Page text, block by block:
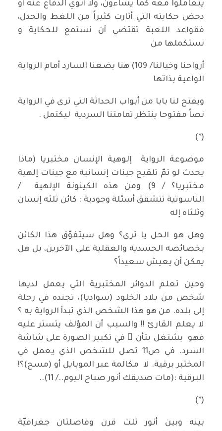
يتعاملوا معه كما يشاءون، ولا أنوي الدفاع عنه أو
دحض حكايته التي أثارت كثيراً من اللغط والجدل،
فقواعد اللعبة تقتضي أن نستمع للحكاية و
نستكملها من
أرواحنا وخيالنا/ 109) هنا يضعنا السارد أمام الرواية
الواعية بذاتها
ويفتح لنا بابا من أبواب الحداثة التي ترى في الرواية
نصاً مفتوحا ينتظر تمامتنا السردية ليكتمل .
(*)
موضوعة الرواية إلوهية الإنسان مختبريا (ماذا
يحدث لو تمّ تلقيح جينات إنسانية مع جينات إلهية
مختبريا؟ / 9) ومن هذه الكينونة الإلهية /
الناسوتية تتشقق أسئلة وجودية : كائن ثلثه إنسان
وثلثاه إله
وهل هو الحل يا ترى؟ وهل سيتفوّق هذا الكائن
بخصائصه الجسدية والعقلية على الآخرين، بل هل
يمكن أن يعيش سعيداً؟
وحين تعلم الدوائر المختبرية التي يعمل لديها
شخص من بلاد الخلود (سواديا)، تجنده في رحلة
إلى بلده. من هو هذا الشخص الذي تبدأ الرواية به ؟
لا يعلم القارئ !! والسبب أن المؤلف يتستر عليه
فهو يشتغل بتأن ٍ في تكبير الصورة على شاشة
السرد. في ص11 تصل للشخص الذي يعمل في
المختبر برقية. لا مكالمة عبر الموبايل أو (مسج)؟!
البرقية :(مات صديقك أنور صباح اليوم../ 11)..
(*)
بينه وبين أنور ثلث قرن وفاصلتان جغرافيّة